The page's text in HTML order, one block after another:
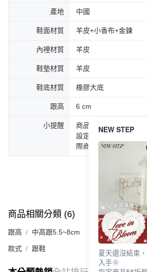
產地 中國
鞋面材質 羊皮+小香布+金鍊
內裡材質 羊皮
鞋墊材質 羊皮
鞋底材質 橡膠大底
跟高 6 cm
小提醒
商品圖片顏色會因拍攝
設定不同，而造成部份
際商品為主。
商品相關分類 (6)
跟高 中高跟5.5~8cm
款式 跟鞋
NEW STEP
夏天還沒結束
入手🌞